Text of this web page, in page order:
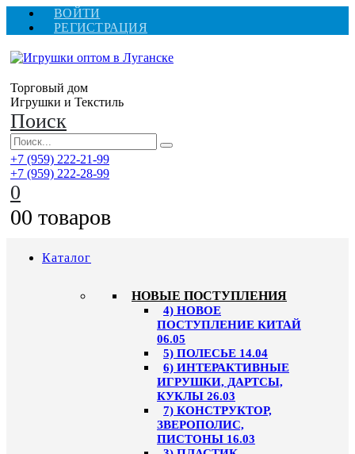
ВОЙТИ
РЕГИСТРАЦИЯ
Торговый дом
Игрушки и Текстиль
Поиск
+7 (959) 222-21-99
+7 (959) 222-28-99
0
00 товаров
Каталог
НОВЫЕ ПОСТУПЛЕНИЯ
4) НОВОЕ
ПОСТУПЛЕНИЕ КИТАЙ
06.05
5) ПОЛЕСЬЕ 14.04
6) ИНТЕРАКТИВНЫЕ
ИГРУШКИ, ДАРТСЫ,
КУКЛЫ 26.03
7) КОНСТРУКТОР,
ЗВЕРОПОЛИС,
ПИСТОНЫ 16.03